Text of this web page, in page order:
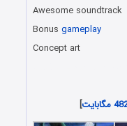
Awesome soundtrack
Bonusgameplay
Concept art
]